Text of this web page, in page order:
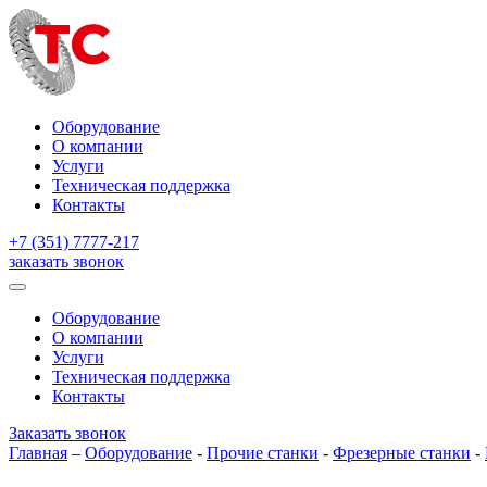
Оборудование
О компании
Услуги
Техническая поддержка
Контакты
+7 (351) 7777-217
заказать звонок
Оборудование
О компании
Услуги
Техническая поддержка
Контакты
Заказать звонок
Главная – Оборудование - Прочие станки - Фрезерные станки -